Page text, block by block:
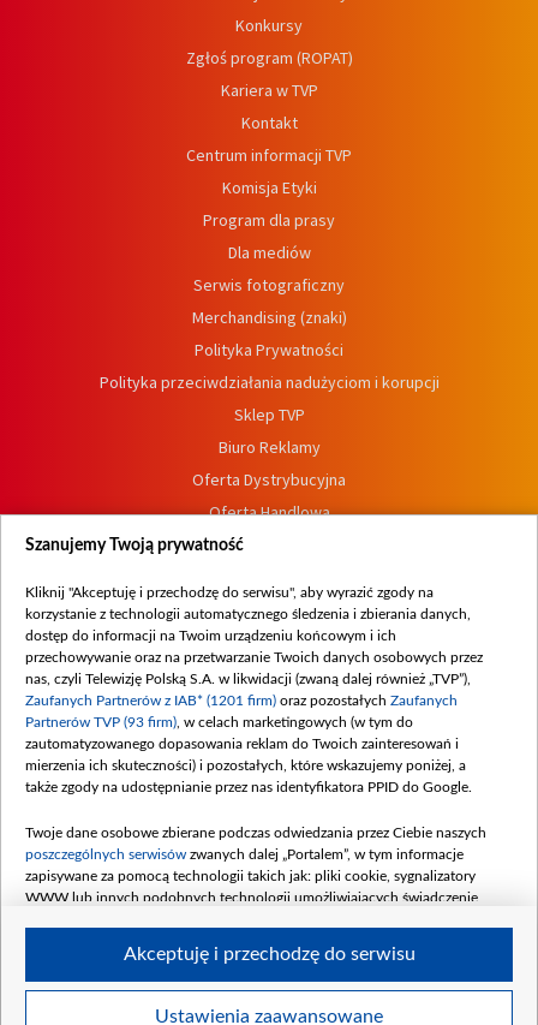
Konkursy
Zgłoś program (ROPAT)
Kariera w TVP
Kontakt
Centrum informacji TVP
Komisja Etyki
Program dla prasy
Dla mediów
Serwis fotograficzny
Merchandising (znaki)
Polityka Prywatności
Polityka przeciwdziałania nadużyciom i korupcji
Sklep TVP
Biuro Reklamy
Oferta Dystrybucyjna
Oferta Handlowa
Dostępność
Procedura zgłoszeń wewnętrznych
Szanujemy Twoją prywatność
Kliknij "Akceptuję i przechodzę do serwisu", aby wyrazić zgody na
korzystanie z technologii automatycznego śledzenia i zbierania danych,
dostęp do informacji na Twoim urządzeniu końcowym i ich
przechowywanie oraz na przetwarzanie Twoich danych osobowych przez
nas, czyli Telewizję Polską S.A. w likwidacji (zwaną dalej również „TVP”),
Zaufanych Partnerów z IAB* (1201 firm) oraz pozostałych Zaufanych
Partnerów TVP (93 firm) , w celach marketingowych (w tym do
zautomatyzowanego dopasowania reklam do Twoich zainteresowań i
mierzenia ich skuteczności) i pozostałych, które wskazujemy poniżej, a
także zgody na udostępnianie przez nas identyfikatora PPID do Google.
Twoje dane osobowe zbierane podczas odwiedzania przez Ciebie naszych
poszczególnych serwisów zwanych dalej „Portalem”, w tym informacje
zapisywane za pomocą technologii takich jak: pliki cookie, sygnalizatory
WWW lub innych podobnych technologii umożliwiających świadczenie
Twoje dane osobowe zbierane podczas odwiedzania przez Ciebie
Ustawienia zaawansowane
Akceptuję i przechodzę do serwisu